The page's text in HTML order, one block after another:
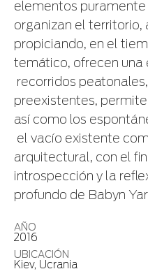
elementos puramente
organizan el territorio,
propiciando, en el
temático, ofrecen una
recorridos
preexistentes,
así como los
el vacío existente
arquitectural, con el
introspección y la
profundo de Babyn Yar.
AÑO
2016
UBICACIÓN
Kiev, Ucrania